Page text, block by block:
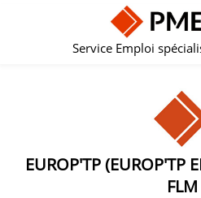
Service Emploi
EUROP'TP (EUROP'TP
FLM